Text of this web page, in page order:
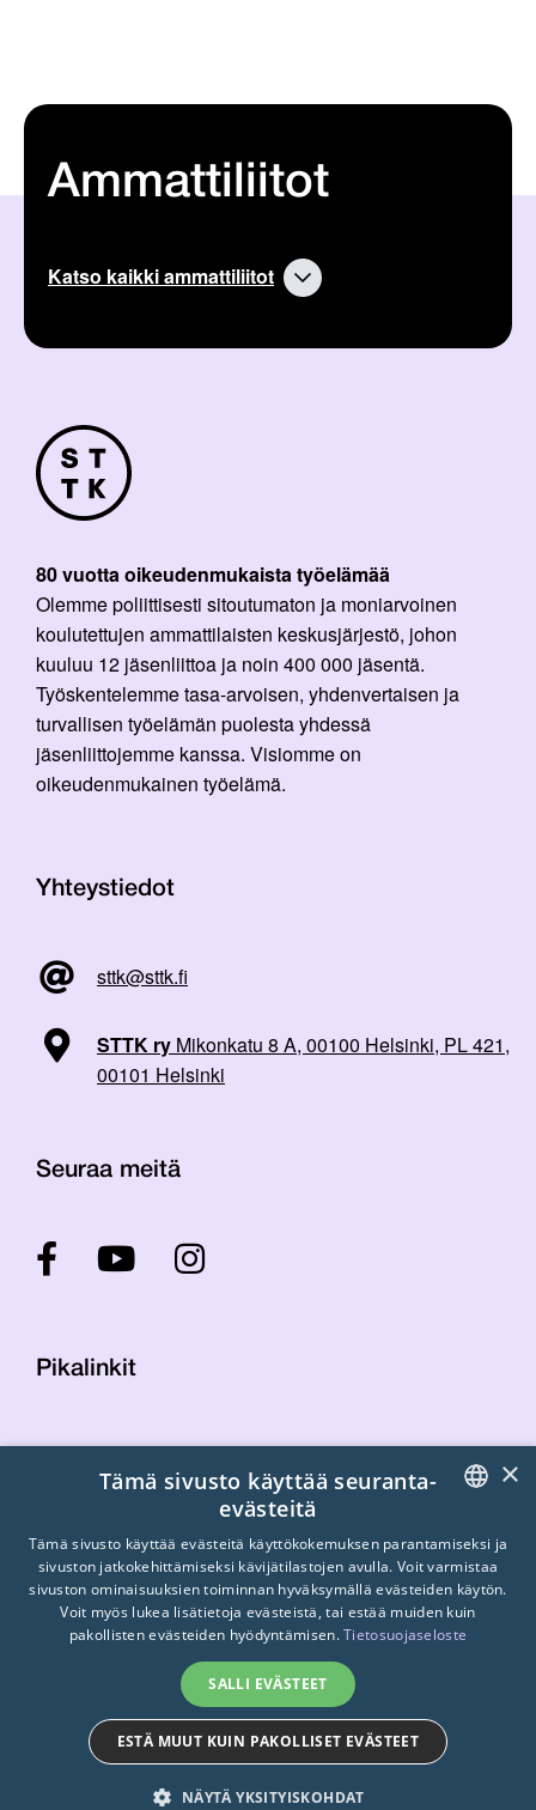
Ammattiliitot
Katso kaikki ammattiliitot
80 vuotta oikeudenmukaista työelämää
Olemme poliittisesti sitoutumaton ja moniarvoinen
koulutettujen ammattilaisten keskusjärjestö, johon
kuuluu 12 jäsenliittoa ja noin 400 000 jäsentä.
Työskentelemme tasa-arvoisen, yhdenvertaisen ja
turvallisen työelämän puolesta yhdessä
jäsenliittojemme kanssa. Visiomme on
oikeudenmukainen työelämä.
Yhteystiedot
sttk@sttk.fi
STTK ry Mikonkatu 8 A, 00100 Helsinki, PL 421,
00101 Helsinki
Seuraa meitä
Pikalinkit
Laskutustiedot
Tietosuojaseloste
Turvallisemman tilan periaatteet
© 2026 STTK. Made with ❤ byAvoin.Systems
FINNISH
SWEDISH
×
Tämä sivusto käyttää seuranta-
evästeitä
Tämä sivusto käyttää evästeitä käyttökokemuksen parantamiseksi ja
sivuston jatkokehittämiseksi kävijätilastojen avulla. Voit varmistaa
sivuston ominaisuuksien toiminnan hyväksymällä evästeiden käytön.
Voit myös lukea lisätietoja evästeistä, tai estää muiden kuin
pakollisten evästeiden hyödyntämisen.Tietosuojaseloste
SALLI EVÄSTEET
ESTÄ MUUT KUIN PAKOLLISET EVÄSTEET
NÄYTÄ YKSITYISKOHDAT